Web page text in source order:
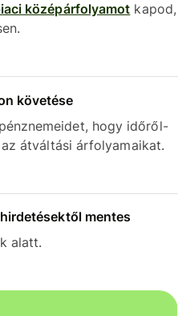
középárfolyamot kapod,
követése
hogy időről-
átváltási árfolyamaikat.
mentes
alatt.